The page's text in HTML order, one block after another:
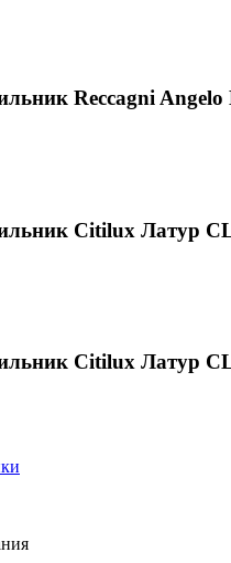
Reccagni Angelo
Citilux Латур
Citilux Латур